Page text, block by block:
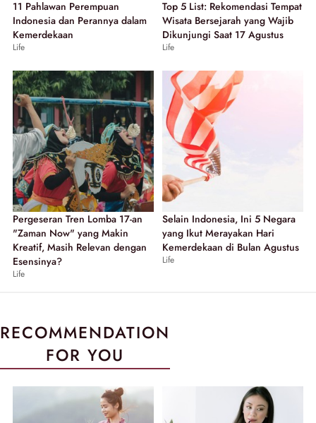
11 Pahlawan Perempuan
Indonesia dan Perannya dalam
Kemerdekaan
Life
Top 5 List: Rekomendasi Tempat
Wisata Bersejarah yang Wajib
Dikunjungi Saat 17 Agustus
Life
Pergeseran Tren Lomba 17-an
"Zaman Now" yang Makin
Kreatif, Masih Relevan dengan
Esensinya?
Life
Selain Indonesia, Ini 5 Negara
yang Ikut Merayakan Hari
Kemerdekaan di Bulan Agustus
Life
RECOMMENDATION
FOR YOU